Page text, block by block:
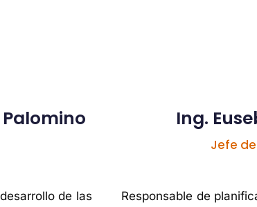
de las
Ing.
Jefe
Responsable de